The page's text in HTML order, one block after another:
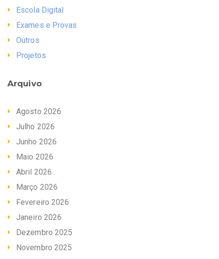
Escola Digital
Exames e Provas
Outros
Projetos
Arquivo
Agosto 2026
Julho 2026
Junho 2026
Maio 2026
Abril 2026
Março 2026
Fevereiro 2026
Janeiro 2026
Dezembro 2025
Novembro 2025